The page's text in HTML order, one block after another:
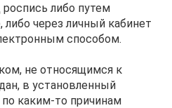
роспись либо путем
либо через личный кабинет
способом.
не относящимся к
в установленный
каким-то причинам